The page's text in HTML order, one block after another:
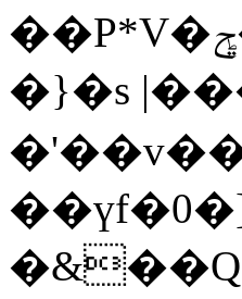
��P*V�ݯ��_�͎'��]S_�F��_��W*d�;��w��
�}�s